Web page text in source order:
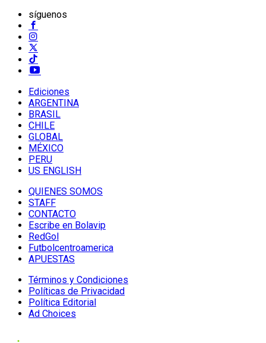
síguenos
Ediciones
ARGENTINA
BRASIL
CHILE
GLOBAL
MÉXICO
PERU
US ENGLISH
QUIENES SOMOS
STAFF
CONTACTO
Escribe en Bolavip
RedGol
Futbolcentroamerica
APUESTAS
Términos y Condiciones
Políticas de Privacidad
Política Editorial
Ad Choices